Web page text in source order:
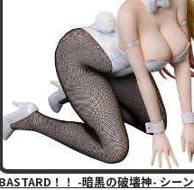
BASTARD！！ -暗黒の破壊神- シー